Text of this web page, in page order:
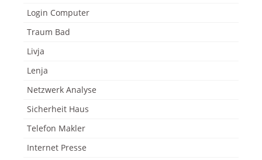
Login Computer
Traum Bad
Livja
Lenja
Netzwerk Analyse
Sicherheit Haus
Telefon Makler
Internet Presse